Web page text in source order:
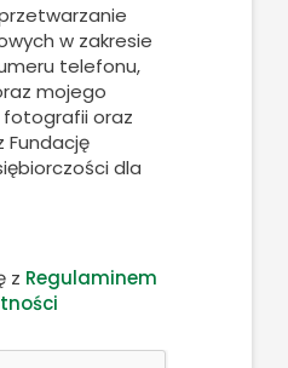
w zakresie
telefonu,
mojego
fotografii oraz
Fundację
dla
z Regulaminem